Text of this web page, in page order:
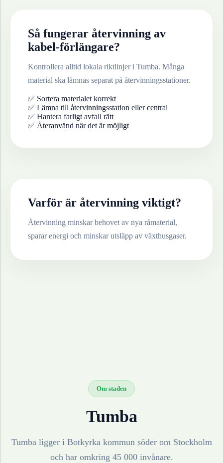
Så fungerar återvinning av
kabel-förlängare?
Kontrollera alltid lokala riktlinjer i Tumba. Många
material ska lämnas separat på återvinningsstationer.
✅ Sortera materialet korrekt
✅ Lämna till återvinningsstation eller central
✅ Hantera farligt avfall rätt
✅ Återanvänd när det är möjligt
Varför är återvinning viktigt?
Återvinning minskar behovet av nya råmaterial,
sparar energi och minskar utsläpp av växthusgaser.
Om staden
Tumba
Tumba ligger i Botkyrka kommun söder om Stockholm
och har omkring 45 000 invånare.